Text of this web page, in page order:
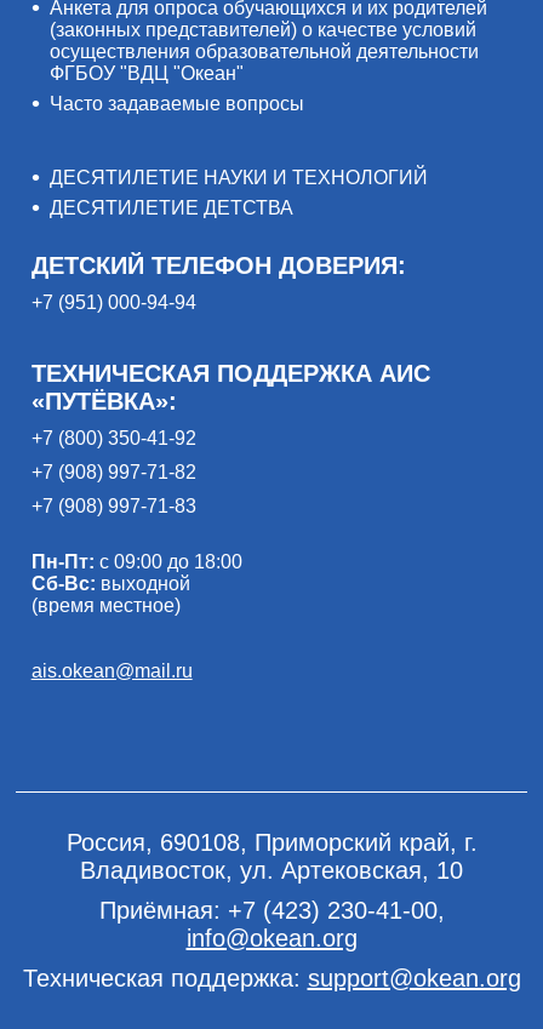
Анкета для опроса обучающихся и их родителей
(законных представителей) о качестве условий
осуществления образовательной деятельности
ФГБОУ "ВДЦ "Океан"
Часто задаваемые вопросы
ДЕСЯТИЛЕТИЕ НАУКИ И ТЕХНОЛОГИЙ
ДЕСЯТИЛЕТИЕ ДЕТСТВА
ДЕТСКИЙ ТЕЛЕФОН ДОВЕРИЯ:
+7 (951) 000-94-94
ТЕХНИЧЕСКАЯ ПОДДЕРЖКА АИС
«ПУТЁВКА»:
+7 (800) 350-41-92
+7 (908) 997-71-82
+7 (908) 997-71-83
Пн-Пт: с 09:00 до 18:00
Сб-Вс: выходной
(время местное)
ais.okean@mail.ru
Россия, 690108, Приморский край, г.
Владивосток, ул. Артековская, 10
Приёмная: +7 (423) 230-41-00,
info@okean.org
Техническая поддержка: support@okean.org